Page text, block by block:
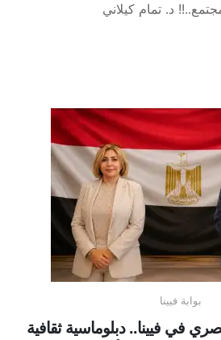
د. تمام كيلاني
بوابة فيينا
في فيينا.. دبلوماسية ثقافية